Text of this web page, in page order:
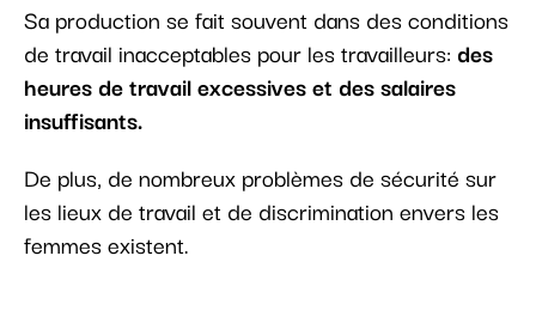
Sa production se fait souvent dans des conditions
de travail inacceptables pour les travailleurs: des
heures de travail excessives et des salaires
insuffisants.
De plus, de nombreux problèmes de sécurité sur
les lieux de travail et de discrimination envers les
femmes existent.